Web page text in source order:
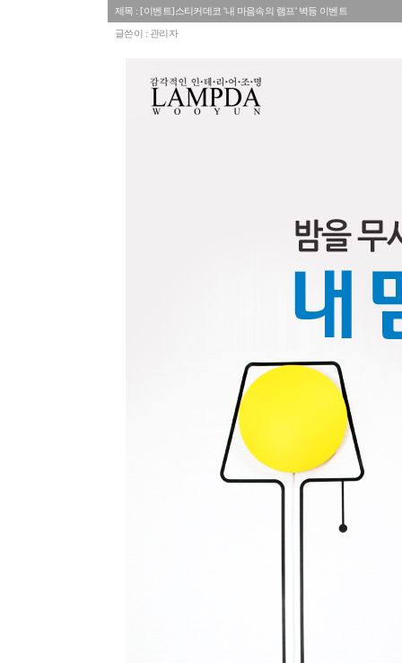
제목 : [이벤트]스티커데코 '내 마음속의 램프' 벽등 이벤트
글쓴이 : 관리자